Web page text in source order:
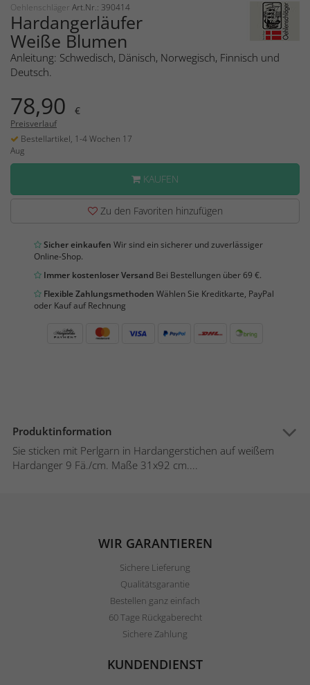
Oehlenschläger Art.Nr.: 390414
Hardangerläufer
Weiße Blumen
Anleitung: Schwedisch, Dänisch, Norwegisch, Finnisch und
Deutsch.
78,90 €
Preisverlauf
Bestellartikel, 1-4 Wochen 17
Aug
KAUFEN
Zu den Favoriten hinzufügen
Sicher einkaufen Wir sind ein sicherer und zuverlässiger
Online-Shop.
Immer kostenloser Versand Bei Bestellungen über 69 €.
Flexible Zahlungsmethoden Wählen Sie Kreditkarte, PayPal
oder Kauf auf Rechnung
Produktinformation
Sie sticken mit Perlgarn in Hardangerstichen auf weißem
Hardanger 9 Fä./cm. Maße 31x92 cm....
WIR GARANTIEREN
Sichere Lieferung
Qualitätsgarantie
Bestellen ganz einfach
60 Tage Rückgaberecht
Sichere Zahlung
KUNDENDIENST